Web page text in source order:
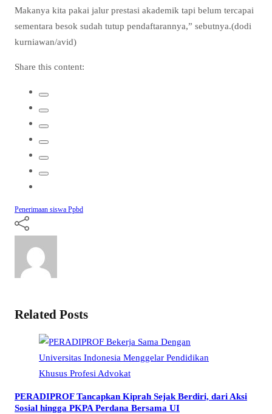
Makanya kita pakai jalur prestasi akademik tapi belum tercapai
sementara besok sudah tutup pendaftarannya,” sebutnya.(dodi
kurniawan/avid)
Share this content:
Penerimaan siswa Ppbd
Related Posts
PERADIPROF Tancapkan Kiprah Sejak Berdiri, dari Aksi
Sosial hingga PKPA Perdana Bersama UI